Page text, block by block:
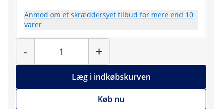
Anmod om et skræddersyet tilbud for mere end 10
varer
-
Antal
+
Læg i indkøbskurven
Køb nu